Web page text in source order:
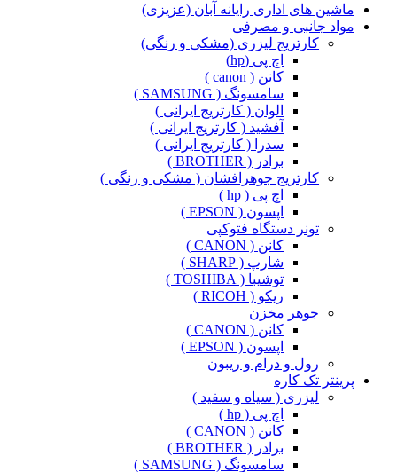
ماشین های اداری رایانه آبان (عزیزی)
مواد جانبی و مصرفی
کارتریج لیزری (مشکی و رنگی)
اچ پی (hp)
کانن ( canon )
سامسونگ ( SAMSUNG )
الوان ( کارتریج ایرانی )
آفشید ( کارتریج ایرانی )
سدرا ( کارتریج ایرانی )
برادر ( BROTHER )
کارتریج جوهرافشان ( مشکی و رنگی )
اچ پی ( hp )
اپسون ( EPSON )
تونر دستگاه فتوکپی
کانن ( CANON )
شارپ ( SHARP )
توشیبا ( TOSHIBA )
ریکو ( RICOH )
جوهر مخزن
کانن ( CANON )
اپسون ( EPSON )
رول و درام و ریبون
پرینتر تک کاره
لیزری ( سیاه و سفید )
اچ پی ( hp )
کانن ( CANON )
برادر ( BROTHER )
سامسونگ ( SAMSUNG )